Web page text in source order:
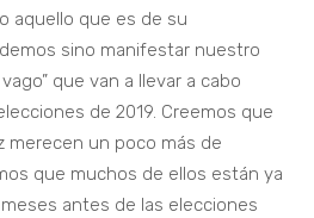
aquello que es de su
sino manifestar nuestro
que van a llevar a cabo
de 2019. Creemos que
merecen un poco más de
que muchos de ellos están ya
antes de las elecciones